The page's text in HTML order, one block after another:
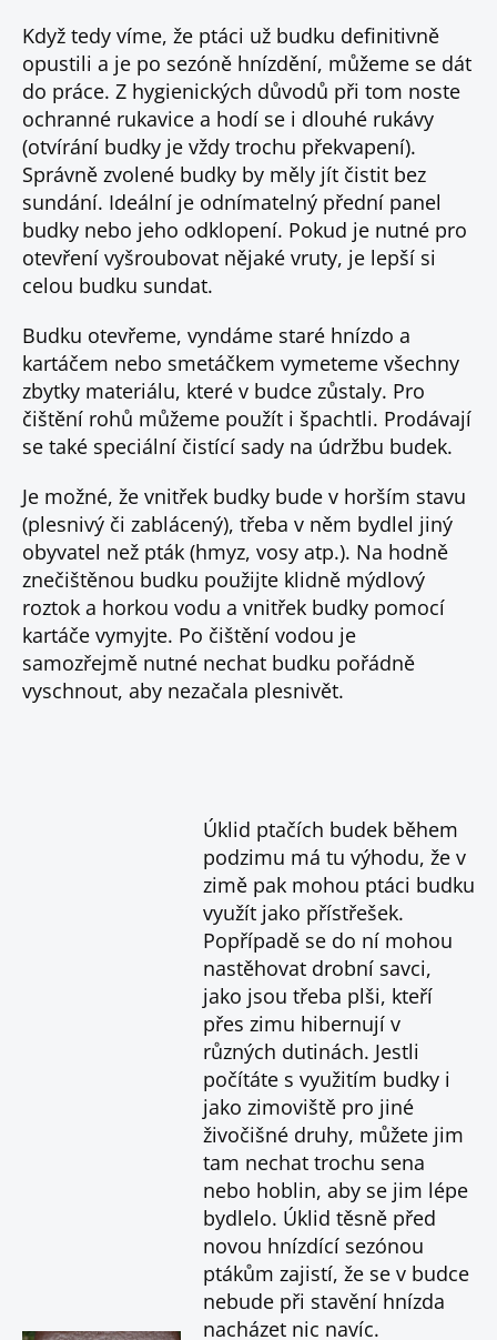
Když tedy víme, že ptáci už budku definitivně
opustili a je po sezóně hnízdění, můžeme se dát
do práce. Z hygienických důvodů při tom noste
ochranné rukavice a hodí se i dlouhé rukávy
(otvírání budky je vždy trochu překvapení).
Správně zvolené budky by měly jít čistit bez
sundání. Ideální je odnímatelný přední panel
budky nebo jeho odklopení. Pokud je nutné pro
otevření vyšroubovat nějaké vruty, je lepší si
celou budku sundat.
Budku otevřeme, vyndáme staré hnízdo a
kartáčem nebo smetáčkem vymeteme všechny
zbytky materiálu, které v budce zůstaly. Pro
čištění rohů můžeme použít i špachtli. Prodávají
se také speciální čistící sady na údržbu budek.
Je možné, že vnitřek budky bude v horším stavu
(plesnivý či zablácený), třeba v něm bydlel jiný
obyvatel než pták (hmyz, vosy atp.). Na hodně
znečištěnou budku použijte klidně mýdlový
roztok a horkou vodu a vnitřek budky pomocí
kartáče vymyjte. Po čištění vodou je
samozřejmě nutné nechat budku pořádně
vyschnout, aby nezačala plesnivět.
Úklid ptačích budek během
podzimu má tu výhodu, že v
zimě pak mohou ptáci budku
využít jako přístřešek.
Popřípadě se do ní mohou
nastěhovat drobní savci,
jako jsou třeba plši, kteří
přes zimu hibernují v
různých dutinách. Jestli
počítáte s využitím budky i
jako zimoviště pro jiné
živočišné druhy, můžete jim
tam nechat trochu sena
nebo hoblin, aby se jim lépe
bydlelo. Úklid těsně před
novou hnízdící sezónou
ptákům zajistí, že se v budce
nebude při stavění hnízda
nacházet nic navíc.